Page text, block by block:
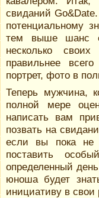
свиданий
потенциальному
тем выше шанс
несколько
правильнее
портрет, фото в
Теперь мужчина,
полной мере
написать вам
позвать на
если вы пока не
поставить
определенный
юноша будет
инициативу в свои